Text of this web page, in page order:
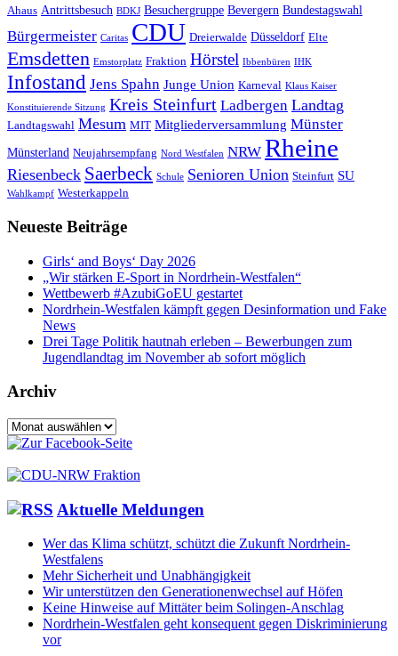
Ahaus Antrittsbesuch BDKJ Besuchergruppe Bevergern Bundestagswahl
Bürgermeister Caritas CDU Dreierwalde Düsseldorf Elte
Emsdetten Emstorplatz Fraktion Hörstel Ibbenbüren IHK
Infostand Jens Spahn Junge Union Karneval Klaus Kaiser
Konstituierende Sitzung Kreis Steinfurt Ladbergen Landtag
Landtagswahl Mesum MIT Mitgliederversammlung Münster
Münsterland Neujahrsempfang Nord Westfalen NRW Rheine
Riesenbeck Saerbeck Schule Senioren Union Steinfurt SU
Wahlkampf Westerkappeln
Neueste Beiträge
Girls‘ and Boys‘ Day 2026
„Wir stärken E-Sport in Nordrhein-Westfalen“
Wettbewerb #AzubiGoEU gestartet
Nordrhein-Westfalen kämpft gegen Desinformation und Fake
News
Drei Tage Politik hautnah erleben – Bewerbungen zum
Jugendlandtag im November ab sofort möglich
Archiv
Archiv
Aktuelle Meldungen
Wer das Klima schützt, schützt die Zukunft Nordrhein-
Westfalens
Mehr Sicherheit und Unabhängigkeit
Wir unterstützen den Generationenwechsel auf Höfen
Keine Hinweise auf Mittäter beim Solingen-Anschlag
Nordrhein-Westfalen geht konsequent gegen Diskriminierung
vor